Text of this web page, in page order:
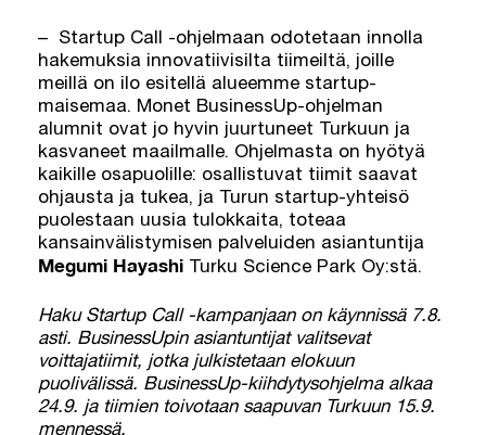
– Startup Call -ohjelmaan odotetaan innolla
hakemuksia innovatiivisilta tiimeiltä, joille
meillä on ilo esitellä alueemme startup-
maisemaa. Monet BusinessUp-ohjelman
alumnit ovat jo hyvin juurtuneet Turkuun ja
kasvaneet maailmalle. Ohjelmasta on hyötyä
kaikille osapuolille: osallistuvat tiimit saavat
ohjausta ja tukea, ja Turun startup-yhteisö
puolestaan uusia tulokkaita, toteaa
kansainvälistymisen palveluiden asiantuntija
Megumi HayashiTurku Science Park Oy:stä.
Haku Startup Call -kampanjaan on käynnissä 7.8.
asti. BusinessUpin asiantuntijat valitsevat
voittajatiimit, jotka julkistetaan elokuun
puolivälissä. BusinessUp-kiihdytysohjelma alkaa
24.9. ja tiimien toivotaan saapuvan Turkuun 15.9.
mennessä.